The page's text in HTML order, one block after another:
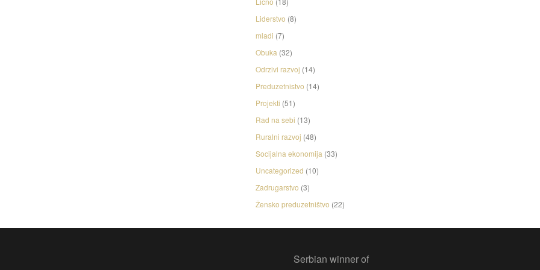
Liderstvo (8)
mladi (7)
Obuka (32)
Odrzivi razvoj (14)
Preduzetnistvo (14)
Projekti (51)
Rad na sebi (13)
Ruralni razvoj (48)
Socijalna ekonomija (33)
Uncategorized (10)
Zadrugarstvo (3)
Žensko preduzetništvo (22)
Serbian winner of